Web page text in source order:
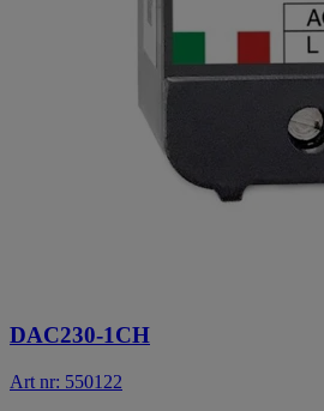
DAC230-1CH
Art nr: 550122